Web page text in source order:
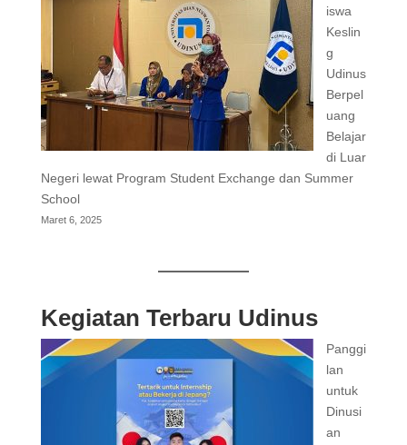
iswa
Keslin
g
Udinus
Berpel
uang
Belajar
di Luar
Negeri lewat Program Student Exchange dan Summer
School
Maret 6, 2025
Kegiatan Terbaru Udinus
Panggi
lan
untuk
Dinusi
an